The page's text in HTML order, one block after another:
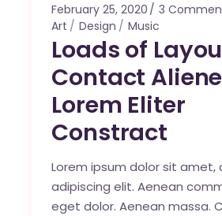
February 25, 2020 3
Art
Design Music
Loads of
Contact
Lorem Eliter
Constract
Lorem ipsum dolor sit
adipiscing elit. Aenean
eget dolor. Aenean massa.